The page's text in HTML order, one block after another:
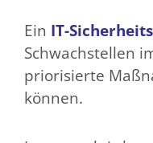
Ein IT-
Schwachstellen
priorisierte
können.